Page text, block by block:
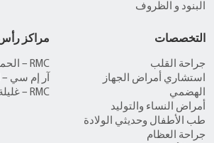
البنود و الظروف
التخصصات
جراحة القلب
استشاري أمراض الجهاز
الهضمي
أمراض النساء والتوليد
طب الأطفال وحديثي الولادة
جراحة العظام
مراكز
RMC – الحمراء
آر إم سي –
RMC – غليلة